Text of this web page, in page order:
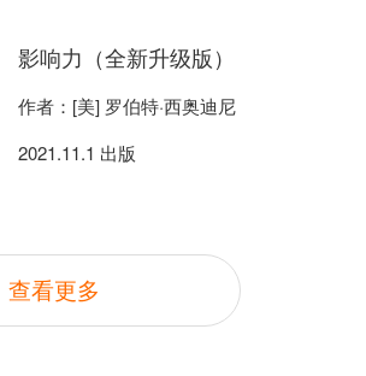
影响力（全新升级版）
作者：[美] 罗伯特·西奥迪尼
2021.11.1 出版
查看更多